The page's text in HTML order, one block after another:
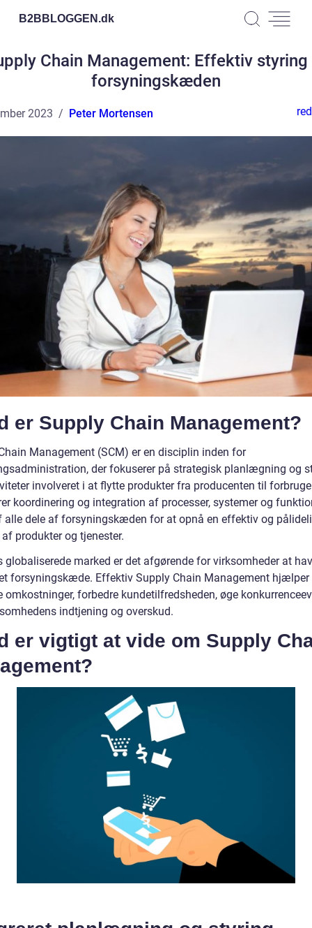
B2BBLOGGEN.dk
Chain Management: Effektiv styring
forsyningskæden
2023 Peter Mortensen
er Supply Chain Management?
Management (SCM) er en disciplin inden for
der fokuserer på strategisk planlægning og
involveret i at flytte produkter fra producenten til
koordinering og integration af processer, systemer og
dele af forsyningskæden for at opnå en effektiv og
produkter og tjenester.
globaliserede marked er det afgørende for virksomheder at
forsyningskæde. Effektiv Supply Chain Management hjælper
omkostninger, forbedre kundetilfredsheden, øge
indtjening og overskud.
er vigtigt at vide om Supply